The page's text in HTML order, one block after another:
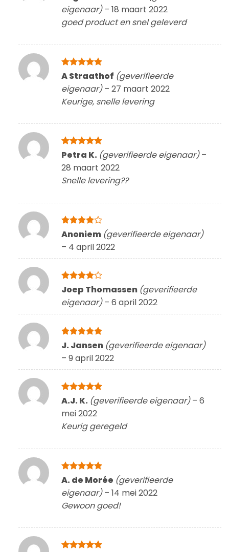
uit 5
eigenaar) – 18 maart 2022
goed product en snel geleverd
Gewaardeerd
A Straathof (geverifieerde
eigenaar) – 27 maart 2022
Keurige, snelle levering
Gewaardeerd
Petra K. (geverifieerde eigenaar) –
28 maart 2022
Snelle levering??
Gewaardeerd
4 uit 5
Anoniem (geverifieerde eigenaar)
– 4 april 2022
Gewaardeerd
uit 5
Joep Thomassen (geverifieerde
eigenaar) – 6 april 2022
Gewaardeerd
J. Jansen (geverifieerde eigenaar)
– 9 april 2022
Gewaardeerd
A.J. K. (geverifieerde eigenaar) – 6
mei 2022
Keurig geregeld
Gewaardeerd
A. de Morée (geverifieerde
eigenaar) – 14 mei 2022
Gewoon goed!